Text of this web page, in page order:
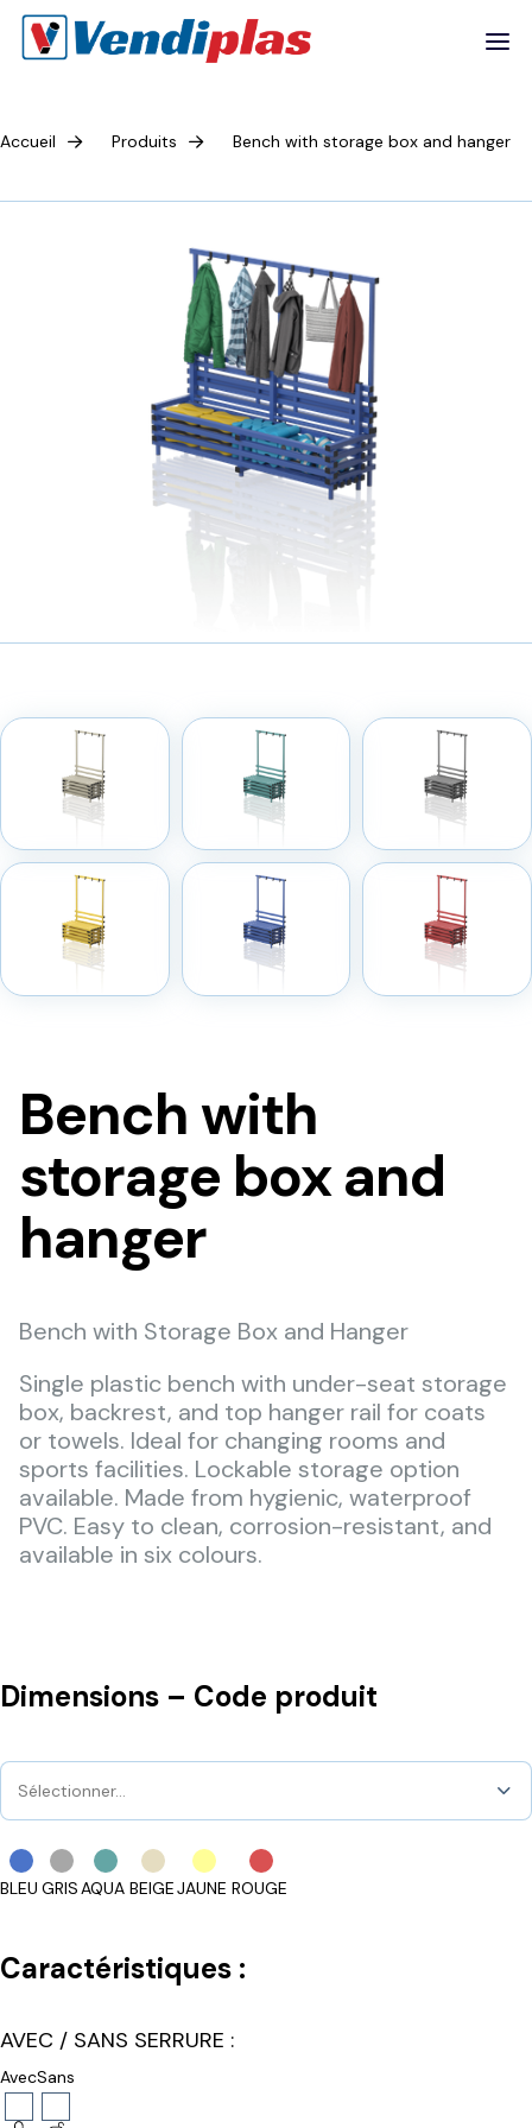
Accueil Produits Bench with storage box and hanger
Bench with
storage box and
hanger
Bench with Storage Box and Hanger
Single plastic bench with under-seat storage
box, backrest, and top hanger rail for coats
or towels. Ideal for changing rooms and
sports facilities. Lockable storage option
available. Made from hygienic, waterproof
PVC. Easy to clean, corrosion-resistant, and
available in six colours.
Dimensions – Code produit
Sélectionner…
BLEU GRISAQUA BEIGEJAUNE ROUGE
Caractéristiques :
AVEC / SANS SERRURE :
AvecSans